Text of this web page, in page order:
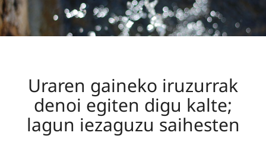
Uraren gaineko iruzurrak
denoi egiten digu kalte;
lagun iezaguzu saihesten